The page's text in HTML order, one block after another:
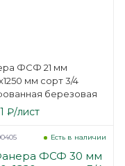
ФСФ 21 мм
мм сорт 3/4
березовая
₽/лист
Есть в наличии